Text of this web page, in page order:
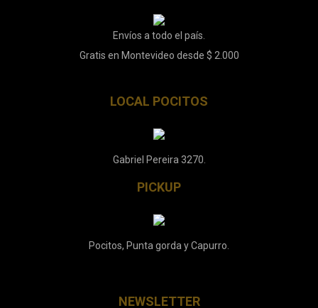
Envíos a todo el país.
Gratis en Montevideo desde $ 2.000
LOCAL POCITOS
Gabriel Pereira 3270.
PICKUP
Pocitos, Punta gorda y Capurro.
NEWSLETTER